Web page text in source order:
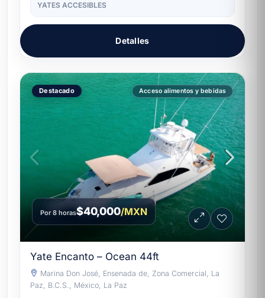
YATES ACCESIBLES
Detalles
Destacado Acceso alimentos y bebidas
Por 8 horas$40,000/MXN
Yate Encanto – Ocean 44ft
Marina Don José, Ensenada de, Zona Comercial, La
Paz, B.C.S., México, La Paz